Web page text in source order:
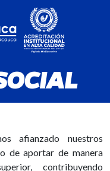
afianzado nuestros
de aportar de manera
contribuyendo